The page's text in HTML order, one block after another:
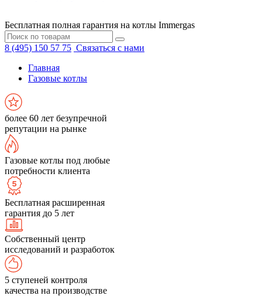
Бесплатная полная гарантия на котлы Immergas
8 (495) 150 57 75 Связаться с нами
Главная
Газовые котлы
более 60 лет безупречной
репутации на рынке
Газовые котлы под любые
потребности клиента
Бесплатная расширенная
гарантия до 5 лет
Собственный центр
исследований и разработок
5 ступеней контроля
качества на производстве